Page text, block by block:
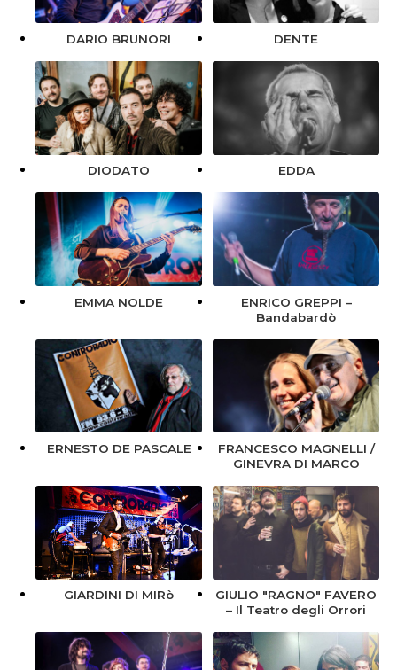
DARIO BRUNORI DENTE
DIODATO EDDA
EMMA NOLDE
ENRICO GREPPI –
Bandabardò
ERNESTO DE PASCALE
FRANCESCO MAGNELLI /
GINEVRA DI MARCO
GIARDINI DI MIRò
GIULIO "RAGNO" FAVERO
– Il Teatro degli Orrori